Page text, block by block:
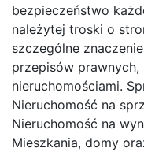
bezpieczeństwo
należytej troski o
szczególne
przepisów
nieruchomościami.
Nieruchomość na
Nieruchomość na
Mieszkania, domy